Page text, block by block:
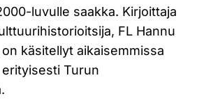
luvulle saakka. Kirjoittaja
FL Hannu
käsitellyt aikaisemmissa
Turun